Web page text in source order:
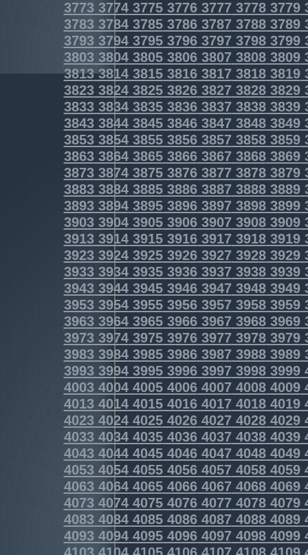
3773377437753776377737783779
3783378437853786378737883789
3793379437953796379737983799
3803380438053806380738083809
3813381438153816381738183819
3823382438253826382738283829
3833383438353836383738383839
3843384438453846384738483849
3853385438553856385738583859
3863386438653866386738683869
3873387438753876387738783879
3883388438853886388738883889
3893389438953896389738983899
3903390439053906390739083909
3913391439153916391739183919
3923392439253926392739283929
3933393439353936393739383939
3943394439453946394739483949
3953395439553956395739583959
3963396439653966396739683969
3973397439753976397739783979
3983398439853986398739883989
3993399439953996399739983999
4003400440054006400740084009
4013401440154016401740184019
4023402440254026402740284029
4033403440354036403740384039
4043404440454046404740484049
4053405440554056405740584059
4063406440654066406740684069
4073407440754076407740784079
4083408440854086408740884089
4093409440954096409740984099